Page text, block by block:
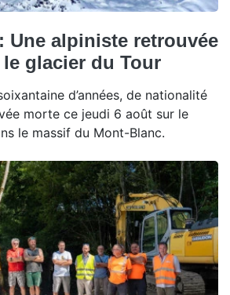
Une alpiniste retrouvée
glacier du Tour
d’années, de nationalité
morte ce jeudi 6 août sur le
le massif du Mont-Blanc.